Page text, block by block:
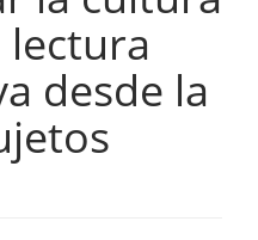
lectura
desde la